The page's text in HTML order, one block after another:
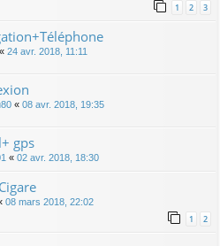
1 2 3
« 24 avr. 2018, 11:11
« 08 avr. 2018, 19:35
gps
« 02 avr. 2018, 18:30
08 mars 2018, 22:02
1 2